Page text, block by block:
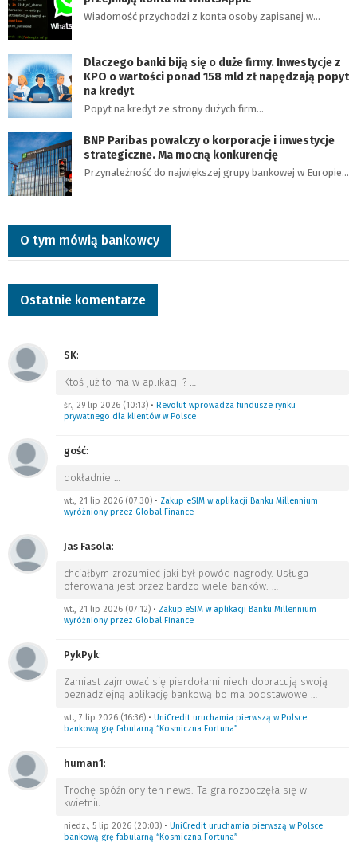
Wiadomość przychodzi z konta osoby zapisanej w…
Dlaczego banki biją się o duże firmy. Inwestycje z
KPO o wartości ponad 158 mld zł napędzają popyt
na kredyt
Popyt na kredyt ze strony dużych firm…
BNP Paribas powalczy o korporacje i inwestycje
strategiczne. Ma mocną konkurencję
Przynależność do największej grupy bankowej w Europie…
O tym mówią bankowcy
Ostatnie komentarze
SK:
Ktoś już to ma w aplikacji ? …
śr., 29 lip 2026 (10:13) • Revolut wprowadza fundusze rynku
prywatnego dla klientów w Polsce
gość:
dokładnie …
wt., 21 lip 2026 (07:30) • Zakup eSIM w aplikacji Banku Millennium
wyróżniony przez Global Finance
Jas Fasola:
chciałbym zrozumieć jaki był powód nagrody. Usługa
oferowana jest przez bardzo wiele banków. …
wt., 21 lip 2026 (07:12) • Zakup eSIM w aplikacji Banku Millennium
wyróżniony przez Global Finance
PykPyk:
Zamiast zajmować się pierdołami niech dopracują swoją
beznadziejną aplikację bankową bo ma podstawowe …
wt., 7 lip 2026 (16:36) • UniCredit uruchamia pierwszą w Polsce
bankową grę fabularną “Kosmiczna Fortuna”
human1:
Trochę spóźniony ten news. Ta gra rozpoczęła się w
kwietniu. …
niedz., 5 lip 2026 (20:03) • UniCredit uruchamia pierwszą w Polsce
bankową grę fabularną “Kosmiczna Fortuna”